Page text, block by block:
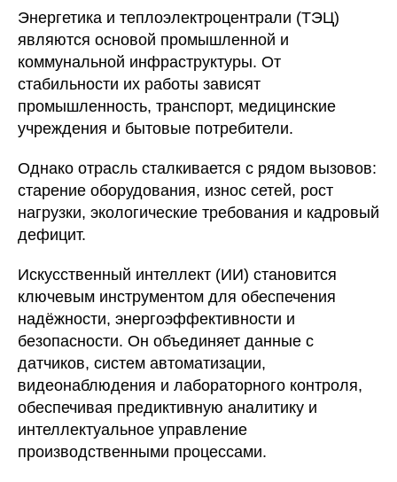
Энергетика и теплоэлектроцентрали (ТЭЦ)
являются основой промышленной и
коммунальной инфраструктуры. От
стабильности их работы зависят
промышленность, транспорт, медицинские
учреждения и бытовые потребители.
Однако отрасль сталкивается с рядом вызовов:
старение оборудования, износ сетей, рост
нагрузки, экологические требования и кадровый
дефицит.
Искусственный интеллект (ИИ) становится
ключевым инструментом для обеспечения
надёжности, энергоэффективности и
безопасности. Он объединяет данные с
датчиков, систем автоматизации,
видеонаблюдения и лабораторного контроля,
обеспечивая предиктивную аналитику и
интеллектуальное управление
производственными процессами.